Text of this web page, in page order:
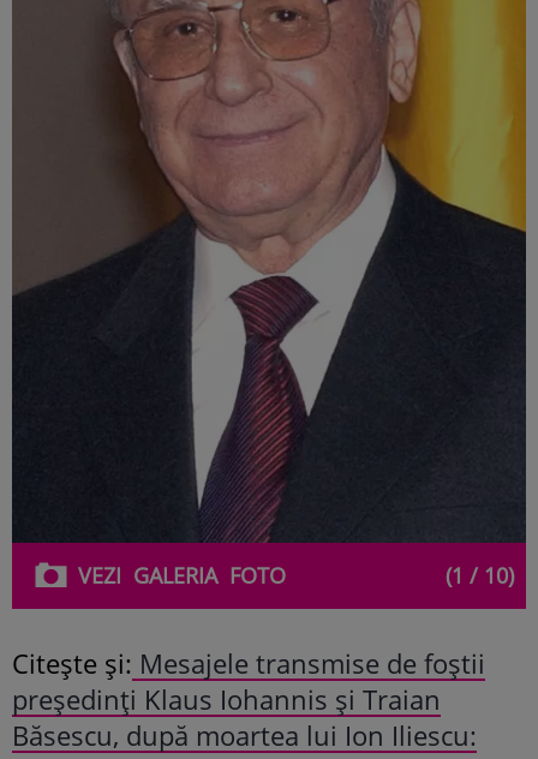
VEZI GALERIAFOTO (1 / 10)
Citește și: Mesajele transmise de foștii
președinți Klaus Iohannis și Traian
Băsescu, după moartea lui Ion Iliescu: